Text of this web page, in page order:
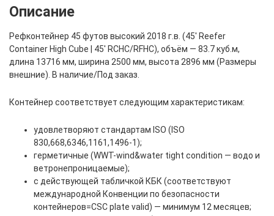
Описание
Рефконтейнер 45 футов высокий 2018 г.в. (45′ Reefer
Container High Cube | 45′ RCHC/RFHC), объём — 83.7 куб.м,
длина 13716 мм, ширина 2500 мм, высота 2896 мм (Размеры
внешние). В наличие/Под заказ.
Контейнер соответствует следующим характеристикам:
удовлетворяют стандартам ISO (ISO
830,668,6346,1161,1496-1);
герметичные (WWT-wind&water tight condition — водо и
ветронепроницаемые);
с действующей табличкой КБК (соответствуют
международной Конвенции по безопасности
контейнеров=CSC plate valid) — минимум 12 месяцев;